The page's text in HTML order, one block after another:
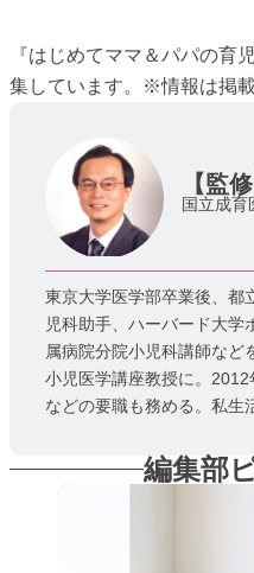
『はじめてママ＆パパの育
集しています。※情報は掲
【監修
国立成
東京大学医学部卒業後、都
児科助手、ハーバード大学
属病院分院小児科講師など
小児医学講座教授に。
などの要職も務める。私生
編集部